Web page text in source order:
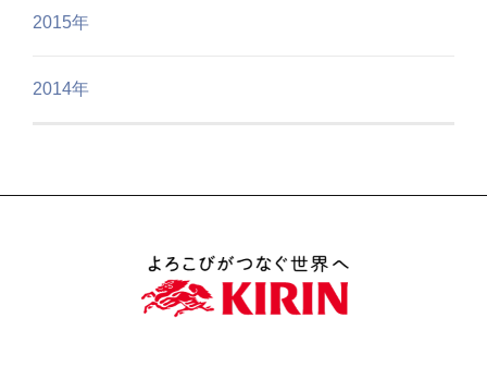
2015年
2014年